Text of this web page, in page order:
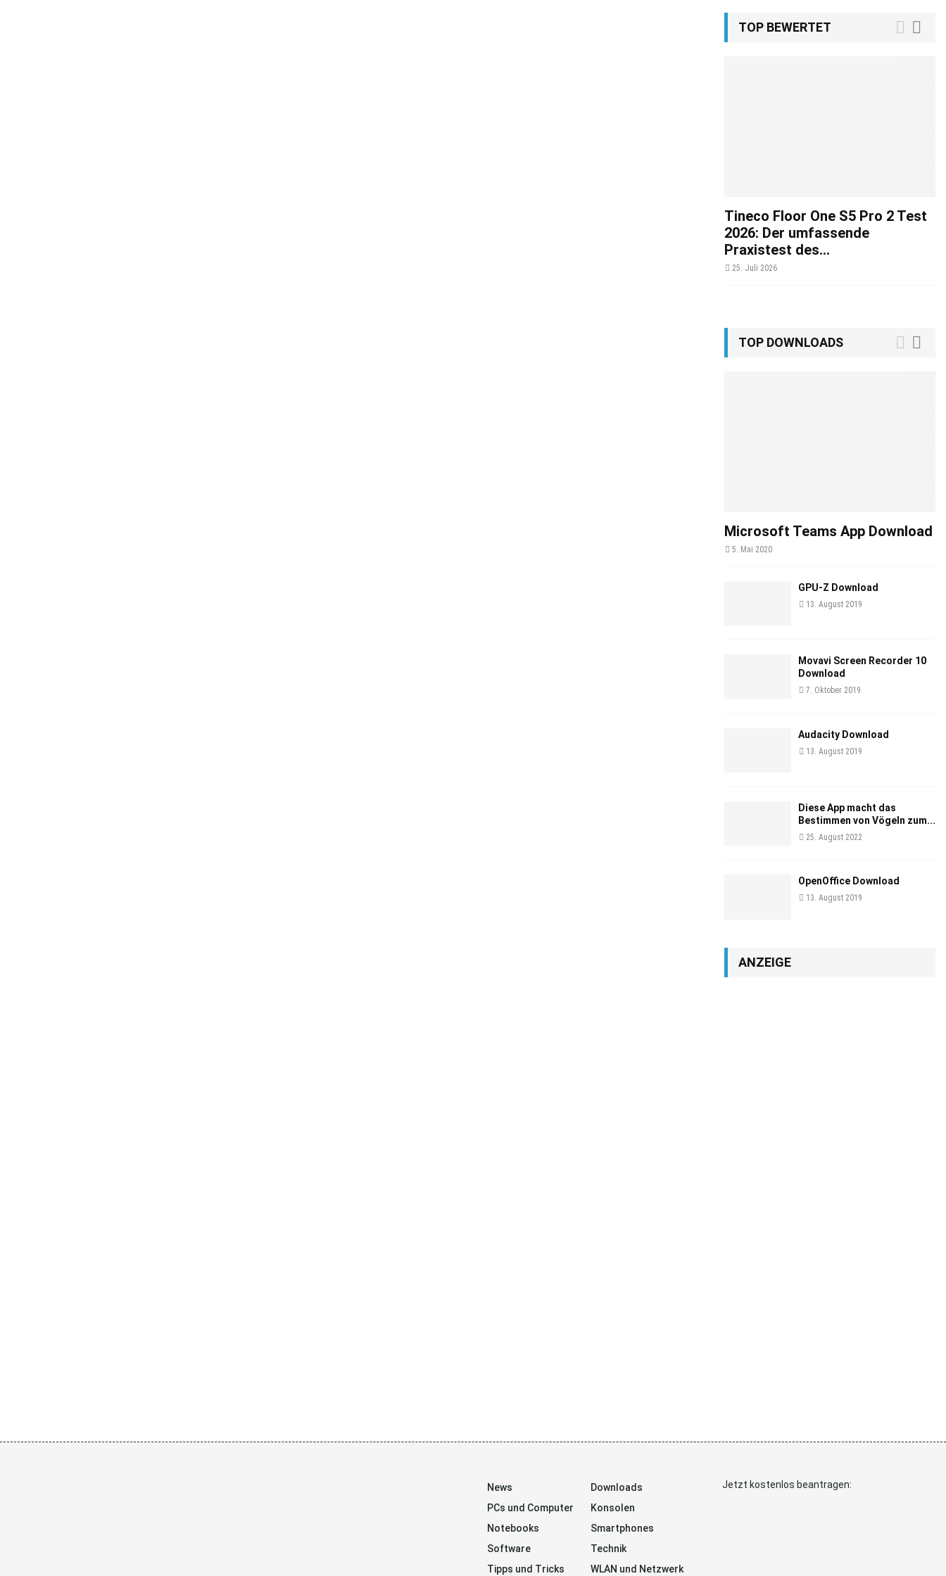
TOP BEWERTET
Tineco Floor One S5 Pro 2 Test
2026: Der umfassende
Praxistest des...
25. Juli 2026
TOP DOWNLOADS
Microsoft Teams App Download
5. Mai 2020
GPU-Z Download
13. August 2019
Movavi Screen Recorder 10
Download
7. Oktober 2019
Audacity Download
13. August 2019
Diese App macht das
Bestimmen von Vögeln zum...
25. August 2022
OpenOffice Download
13. August 2019
ANZEIGE
News
Downloads
PCs und Computer
Konsolen
Notebooks
Smartphones
Software
Technik
Tipps und Tricks
WLAN und Netzwerk
Jetzt kostenlos beantragen: